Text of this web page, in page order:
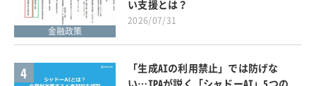
金融政策
い支援とは？
2026/07/31
4
「生成AIの利用禁止」では防げな
い…IPAが説く「シャドーAI」5つの